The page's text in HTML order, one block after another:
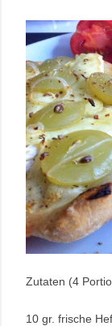
Zutaten (4
10 gr. frische